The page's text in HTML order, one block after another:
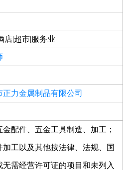
店|超市|服务业
发
正力金属制品有限公司
配件、五金工具制造、加工；
工以及其他按法律、法规、国
需经营许可证的项目和未列入